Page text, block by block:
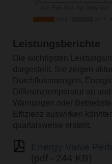
Leistungsberichte
Die wichtigsten
dargestellt. Sie zeigen
Durchflussmengen,
Differenztemperatur an
Warnungen oder
Effizienz auswirken
quartalsweise erstellt.
(pdf - 244 KB)